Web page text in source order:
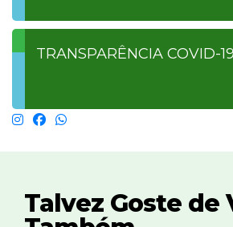
TRANSPARÊNCIA COVID-19
Talvez Goste de